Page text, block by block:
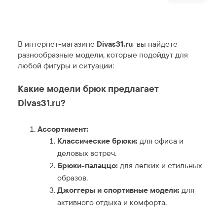
В интернет-магазине Divas31.ru вы найдете
разнообразные модели, которые подойдут для
любой фигуры и ситуации:
Какие модели брюк предлагает
Divas31.ru?
Ассортимент:
Классические брюки: для офиса и
деловых встреч.
Брюки-палаццо: для легких и стильных
образов.
Джоггеры и спортивные модели: для
активного отдыха и комфорта.